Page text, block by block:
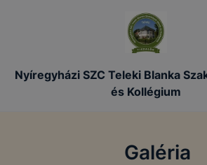
Nyíregyházi SZC Teleki Blanka
és Kollégium
Galéria